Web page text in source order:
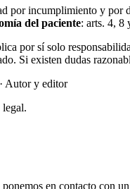
por incumplimiento y por
del paciente: arts. 4, 8
por sí solo
Si existen dudas
· Autor y editor
en contacto con